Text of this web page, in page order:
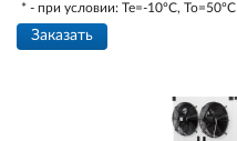
* - при условии: Te=-10ºC, To=50ºC
Заказать